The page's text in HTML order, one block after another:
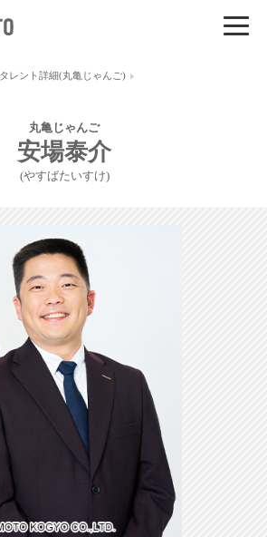
タレント詳細(丸亀じゃんご)
丸亀じゃんご
安場泰介
(やすばたいすけ)